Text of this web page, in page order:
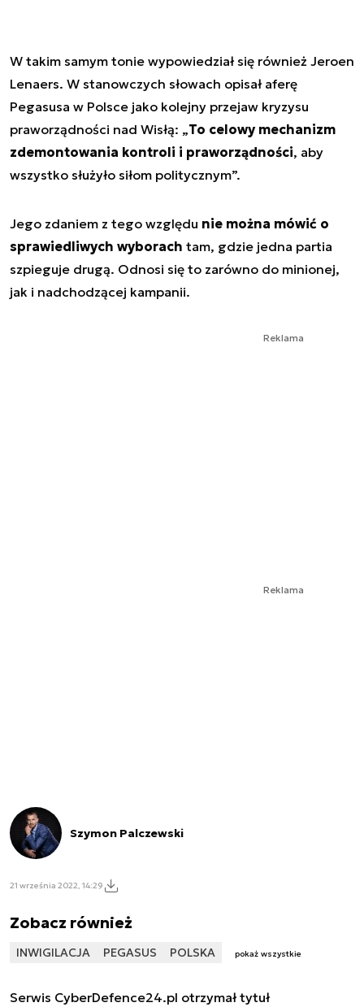
W takim samym tonie wypowiedział się również Jeroen
Lenaers. W stanowczych słowach opisał aferę
Pegasusa w Polsce jako kolejny przejaw kryzysu
praworządności nad Wisłą: „To celowy mechanizm
zdemontowania kontroli i praworządności, aby
wszystko służyło siłom politycznym”.
Jego zdaniem z tego względu nie można mówić o
sprawiedliwych wyborach tam, gdzie jedna partia
szpieguje drugą. Odnosi się to zarówno do minionej,
jak i nadchodzącej kampanii.
Reklama
Reklama
Szymon Palczewski
21 września 2022, 14:29
Zobacz również
INWIGILACJA PEGASUS POLSKA pokaż wszystkie
Serwis CyberDefence24.pl otrzymał tytuł